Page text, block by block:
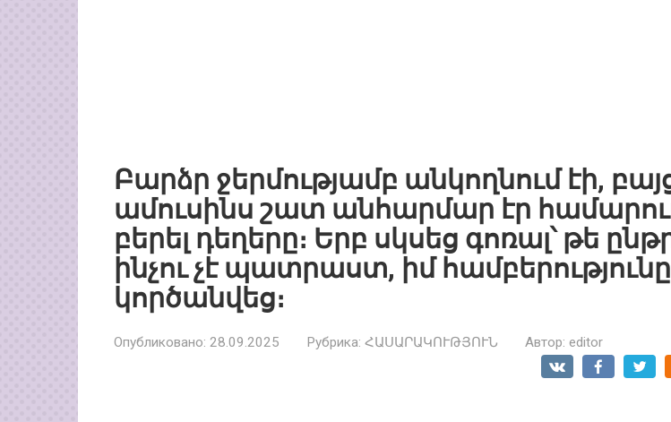
Բարձր ջերմությամբ անկողնում էի,
ամուսինս շատ անհարմար էր
բերել դեղերը։ Երբ սկսեց գոռալ՝ թե
ինչու չէ պատրաստ, իմ համբերությունը
կործանվեց։
Опубликовано: 28.09.2025 Рубрика: ՀԱՍԱՐԱԿՈՒԹՅՈՒՆ Автор: editor